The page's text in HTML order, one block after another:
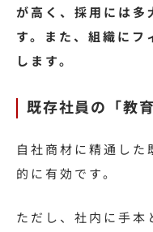
が高く、採用には多
す。また、組織にフ
します。
既存社員の「教
自社商材に精通した
的に有効です。
ただし、社内に手本